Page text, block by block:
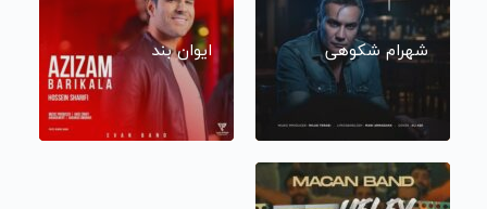
شهرام شکوهی ایوان بند